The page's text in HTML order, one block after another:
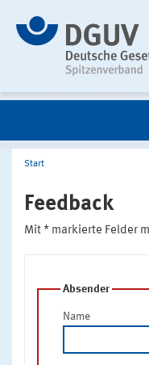
Start
Feedback
Mit * markierte Felder
Absender
Name